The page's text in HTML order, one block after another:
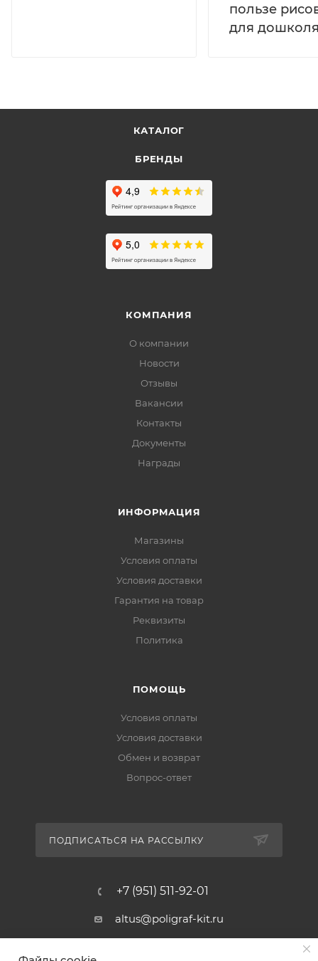
пользе
для
КАТАЛОГ
БРЕНДЫ
КОМПАНИЯ
О компании
Новости
Отзывы
Вакансии
Контакты
Документы
Награды
ИНФОРМАЦИЯ
Магазины
Условия оплаты
Условия доставки
Гарантия на товар
Реквизиты
Политика
ПОМОЩЬ
Условия оплаты
Условия доставки
Обмен и возврат
Вопрос-ответ
ПОДПИСАТЬСЯ НА РАССЫЛКУ
+7 (951) 511-92-01
altus@poligraf-kit.ru